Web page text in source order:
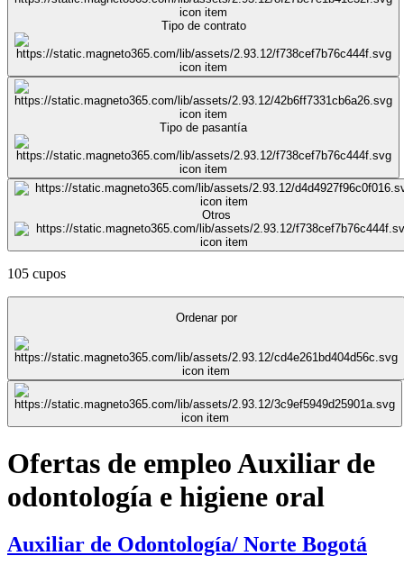
Tipo de contrato
Tipo de pasantía
Otros
105 cupos
Ordenar por
Ofertas de empleo Auxiliar de
odontología e higiene oral
Auxiliar de Odontología/ Norte Bogotá